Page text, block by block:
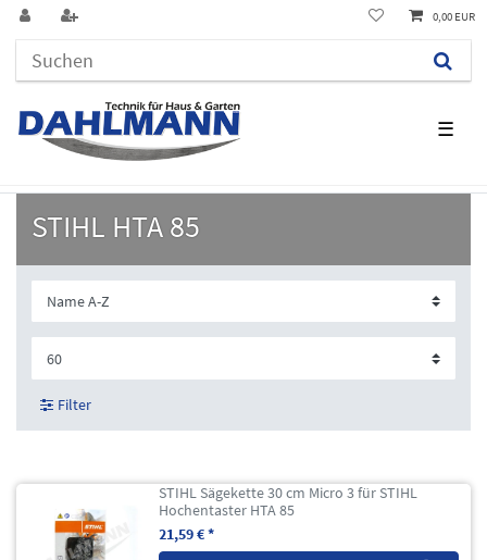
☰
0,00 EUR
STIHL HTA 85
Filter
STIHL Sägekette 30 cm Micro 3 für STIHL
Hochentaster HTA 85
21,59 € *